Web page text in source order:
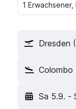
1
Dresden
Colombo
Sa 5.9. -